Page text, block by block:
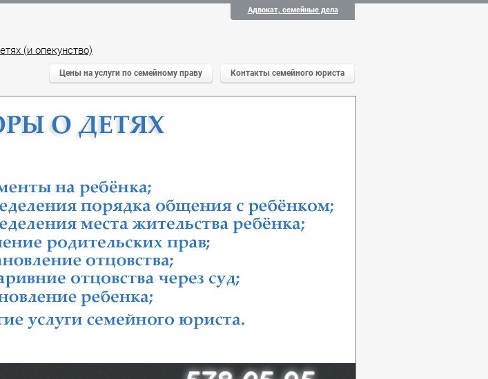
Адвокат, семейные дела
(и опекунство)
Цены на услуги по семейному праву Контакты семейного юриста